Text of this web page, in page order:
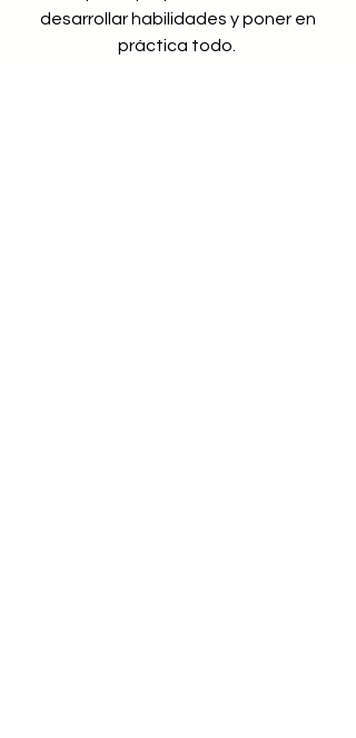
desarrollar habilidades y poner en
práctica todo.